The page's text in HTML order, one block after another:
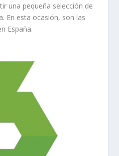
una pequeña selección de
En esta ocasión, son las
España.